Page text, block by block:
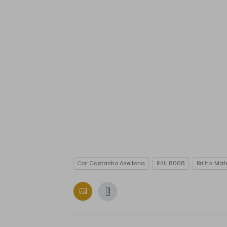
Cor: Castanho Azeitona RAL: 8008 Brilho: